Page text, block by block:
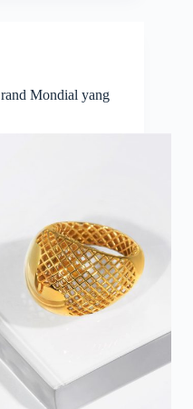
Mondial yang